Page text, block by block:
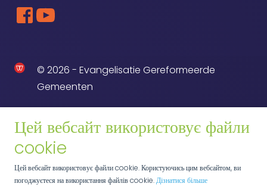
© 2026 - Evangelisatie Gereformeerde
Gemeenten
Цей вебсайт використовує файли
cookie
Цей вебсайт використовує файли cookie. Користуючись цим вебсайтом, ви
погоджуєтеся на використання файлів cookie.Дізнатися більше